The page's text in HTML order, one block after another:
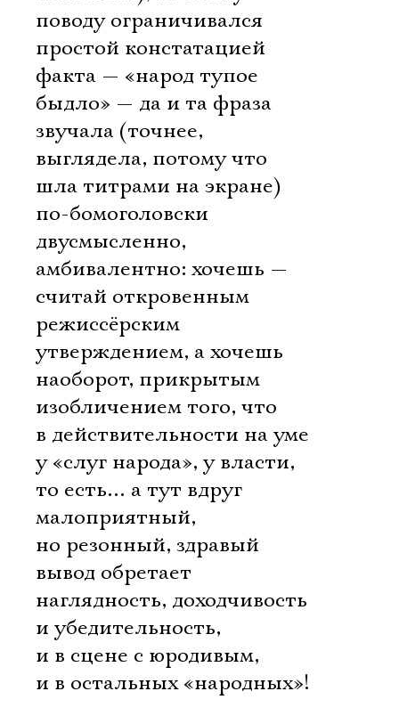
поводу ограничивался
простой констатацией
факта — «народ тупое
быдло» — да и та фраза
звучала (точнее,
выглядела, потому что
шла титрами на экране)
по-бомоголовски
двусмысленно,
амбивалентно: хочешь —
считай откровенным
режиссёрским
утверждением, а хочешь
наоборот, прикрытым
изобличением того, что
в действительности на уме
у «слуг народа», у власти,
то есть… а тут вдруг
малоприятный,
но резонный, здравый
вывод обретает
наглядность, доходчивость
и убедительность,
и в сцене с юродивым,
и в остальных «народных»!